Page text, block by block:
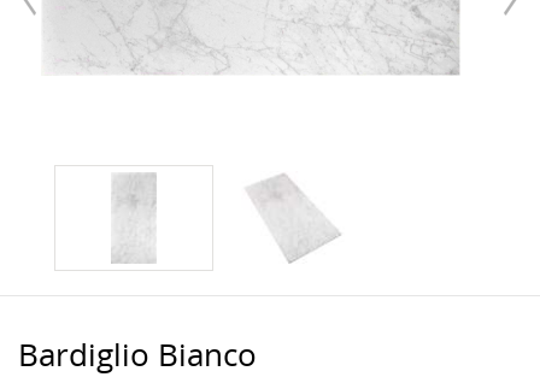
Bardiglio Bianco